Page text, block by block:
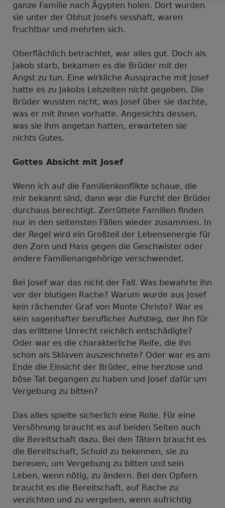
ganze Familie nach Ägypten holen. Dort wurden
sie unter der Obhut Josefs sesshaft, waren
fruchtbar und mehrten sich.
Oberflächlich betrachtet, war alles gut. Doch als
Jakob starb, bekamen es die Brüder mit der
Angst zu tun. Eine wirkliche Aussprache mit Josef
hatte es zu Jakobs Lebzeiten nicht gegeben. Die
Brüder wussten nicht, was Josef über sie dachte,
was er mit ihnen vorhatte. Angesichts dessen,
was sie ihm angetan hatten, erwarteten sie
nichts Gutes.
Gottes Absicht mit Josef
Wenn ich auf die Familienkonflikte schaue, die
mir bekannt sind, dann war die Furcht der Brüder
durchaus berechtigt. Zerrüttete Familien finden
nur in den seltensten Fällen wieder zusammen. In
der Regel wird ein Großteil der Lebensenergie für
den Zorn und Hass gegen die Geschwister oder
andere Familienangehörige verschwendet.
Bei Josef war das nicht der Fall. Was bewahrte ihn
vor der blutigen Rache? Warum wurde aus Josef
kein rächender Graf von Monte Christo? War es
sein sagenhafter beruflicher Aufstieg, der ihn für
das erlittene Unrecht reichlich entschädigte?
Oder war es die charakterliche Reife, die ihn
schon als Sklaven auszeichnete? Oder war es am
Ende die Einsicht der Brüder, eine herzlose und
böse Tat begangen zu haben und Josef dafür um
Vergebung zu bitten?
Das alles spielte sicherlich eine Rolle. Für eine
Versöhnung braucht es auf beiden Seiten auch
die Bereitschaft dazu. Bei den Tätern braucht es
die Bereitschaft, Schuld zu bekennen, sie zu
bereuen, um Vergebung zu bitten und sein
Leben, wenn nötig, zu ändern. Bei den Opfern
braucht es die Bereitschaft, auf Rache zu
verzichten und zu vergeben, wenn aufrichtig